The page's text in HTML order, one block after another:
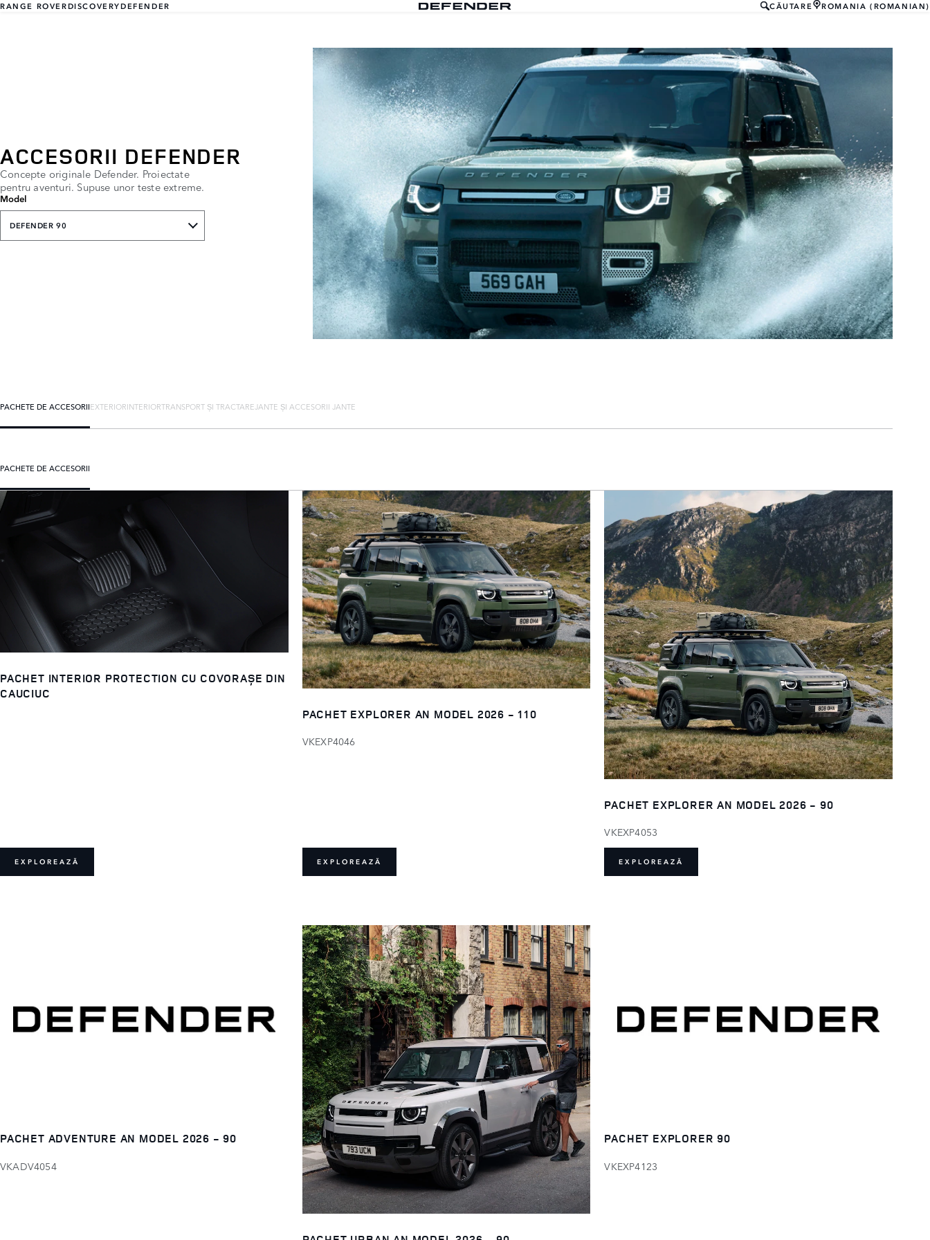
RANGE ROVERDISCOVERYDEFENDER CĂUTARE ROMANIA (ROMANIAN)
ACCESORII DEFENDER
Concepte originale Defender. Proiectate
pentru aventuri. Supuse unor teste extreme.
Model
DEFENDER 90
PACHETE DE ACCESORIIEXTERIORINTERIORTRANSPORT ȘI TRACTAREJANTE ȘI ACCESORII JANTE
PACHETE DE ACCESORII
PACHET INTERIOR PROTECTION CU COVORAȘE DIN
CAUCIUC
EXPLOREAZĂ
PACHET EXPLORER AN MODEL 2026 - 110
VKEXP4046
EXPLOREAZĂ
PACHET EXPLORER AN MODEL 2026 - 90
VKEXP4053
EXPLOREAZĂ
PACHET ADVENTURE AN MODEL 2026 - 90
VKADV4054
PACHET EXPLORER 90
VKEXP4123